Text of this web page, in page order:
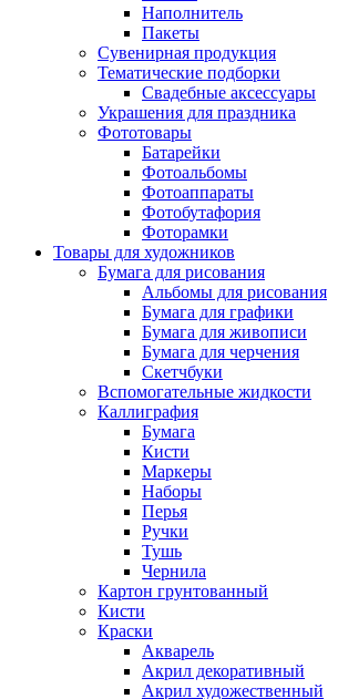
Наполнитель
Пакеты
Сувенирная продукция
Тематические подборки
Свадебные аксессуары
Украшения для праздника
Фототовары
Батарейки
Фотоальбомы
Фотоаппараты
Фотобутафория
Фоторамки
Товары для художников
Бумага для рисования
Альбомы для рисования
Бумага для графики
Бумага для живописи
Бумага для черчения
Скетчбуки
Вспомогательные жидкости
Каллиграфия
Бумага
Кисти
Маркеры
Наборы
Перья
Ручки
Тушь
Чернила
Картон грунтованный
Кисти
Краски
Акварель
Акрил декоративный
Акрил художественный